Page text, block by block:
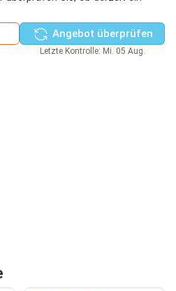
Angebot überprüfen
Letzte Kontrolle: Mi. 05 Aug.